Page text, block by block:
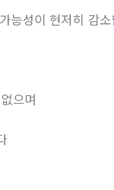
능성이 현저히 감
으며